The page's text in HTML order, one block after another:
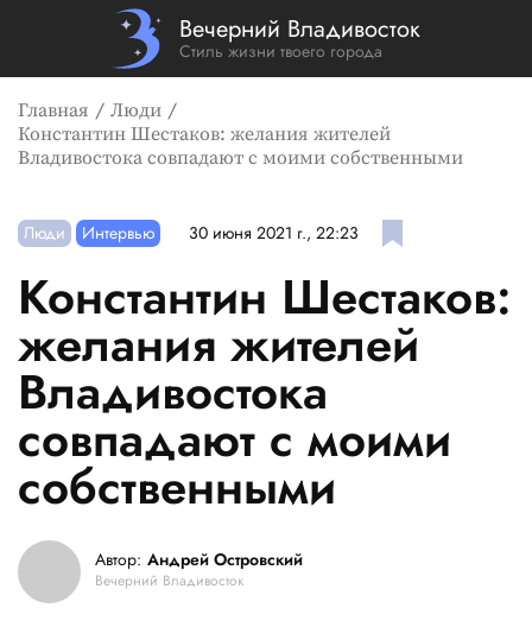
Вечерний Владивосток
Стиль жизни твоего города
Главная
Люди
Константин Шестаков: желания жителей
Владивостока совпадают с моими собственными
Люди Интервью 30 июня 2021 г., 22:23
Константин Шестаков:
желания жителей
Владивостока
совпадают с моими
собственными
Автор: Андрей Островский
Вечерний Владивосток